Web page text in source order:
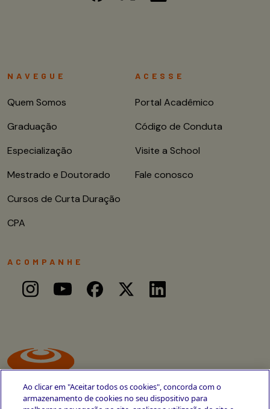
NAVEGUE
Quem Somos
Graduação
Especialização
Mestrado e Doutorado
Cursos de Curta Duração
CPA
ACESSE
Portal Acadêmico
Código de Conduta
Visite a School
Fale conosco
ACOMPANHE
Ao clicar em "Aceitar todos os cookies", concorda com o
armazenamento de cookies no seu dispositivo para